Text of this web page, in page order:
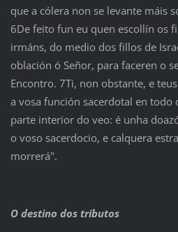
que a cólera non se levante máis
6De feito fun eu quen escollín os
irmáns, do medio dos fillos de
oblación ó Señor, para faceren o
Encontro. 7Ti, non obstante, e
a vosa función sacerdotal en todo
parte interior do veo: é unha
o voso sacerdocio, e calquera
morrerá".
O destino dos tributos